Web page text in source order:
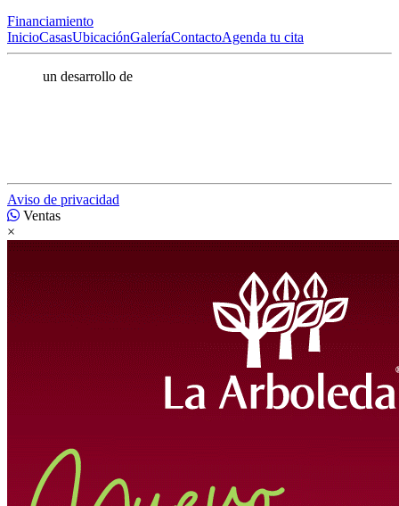
Financiamiento
InicioCasasUbicaciónGaleríaContactoAgenda tu cita
un desarrollo de
Aviso de privacidad
Ventas
×